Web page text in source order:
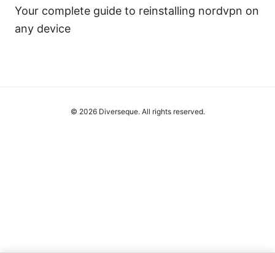
Your complete guide to reinstalling nordvpn on
any device
© 2026 Diverseque. All rights reserved.